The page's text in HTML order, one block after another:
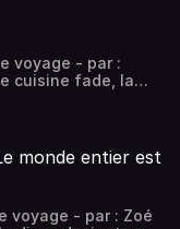
cuisine fade, la
et créative,
comme le
Flammarion
monde entier est